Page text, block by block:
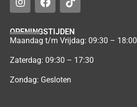
OPENINGSTIJDEN
Maandag t/m Vrijdag: 09:30 – 18:00
Zaterdag: 09:30 – 17:30
Zondag: Gesloten